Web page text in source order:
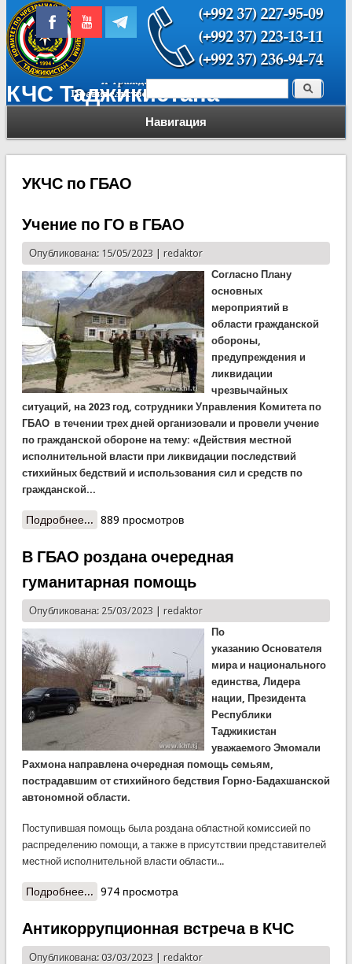
КЧС Таджикистана
Навигация
Форма поиска Поиск
УКЧС по ГБАО
Учение по ГО в ГБАО
Опубликована: 15/05/2023 | redaktor
Согласно Плану
основных
мероприятий в
области гражданской
обороны,
предупреждения и
ликвидации
чрезвычайных
ситуаций, на 2023 год, сотрудники Управления Комитета по
ГБАО в течении трех дней организовали и провели учение
по гражданской обороне на тему: «Действия местной
исполнительной власти при ликвидации последствий
стихийных бедствий и использования сил и средств по
гражданской...
Подробнее... о Учение по ГО в ГБАО
889 просмотров
В ГБАО роздана очередная
гуманитарная помощь
Опубликована: 25/03/2023 | redaktor
По
указанию Основателя
мира и национального
единства, Лидера
нации, Президента
Республики
Таджикистан
уважаемого Эмомали
Рахмона направлена очередная помощь семьям,
пострадавшим от стихийного бедствия Горно-Бадахшанской
автономной области.
Поступившая помощь была роздана областной комиссией по
распределению помощи, а также в присутствии представителей
местной исполнительной власти области...
Подробнее... о В ГБАО роздана очередная гуманитарная
974 просмотра
Антикоррупционная встреча в КЧС
Опубликована: 03/03/2023 | redaktor